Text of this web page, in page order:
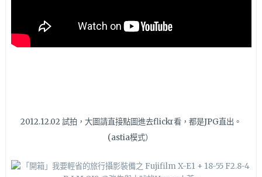
2012.12.02 試拍，大圖請直接點圖進去flickr看，都是JPG直出。
(astia模式）